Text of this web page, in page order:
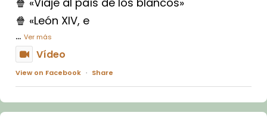
🍿 «León XIV, e
... Ver más
Vídeo
View on Facebook · Share
Arquebisbat de Barcelona